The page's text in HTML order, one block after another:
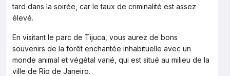
tard dans la soirée, car le taux de criminalité est assez
élevé.
En visitant le parc de Tijuca, vous aurez de bons
souvenirs de la forêt enchantée inhabituelle avec un
monde animal et végétal varié, qui est situé au milieu de la
ville de Rio de Janeiro.